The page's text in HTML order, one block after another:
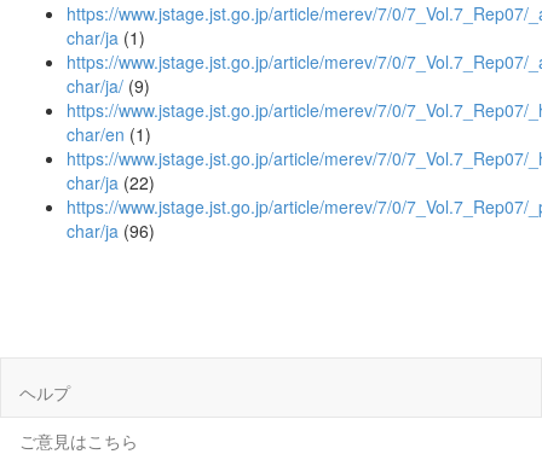
https://www.jstage.jst.go.jp/article/merev/7/0/7_Vol.7_Rep07/
char/ja (1)
https://www.jstage.jst.go.jp/article/merev/7/0/7_Vol.7_Rep07/
char/ja/ (9)
https://www.jstage.jst.go.jp/article/merev/7/0/7_Vol.7_Rep07/
char/en (1)
https://www.jstage.jst.go.jp/article/merev/7/0/7_Vol.7_Rep07/
char/ja (22)
https://www.jstage.jst.go.jp/article/merev/7/0/7_Vol.7_Rep07/
char/ja (96)
ヘルプ
ご意見はこちら